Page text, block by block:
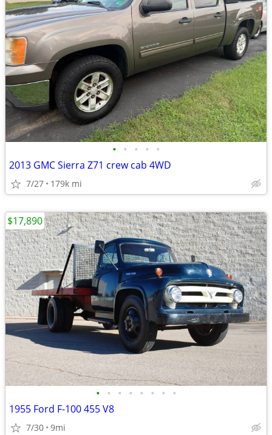
• • • • •
2013 GMC Sierra Z71 crew cab 4WD
7/27 179k mi
• • • • • • • •
1955 Ford F-100 455 V8
7/30 9mi
$17,890